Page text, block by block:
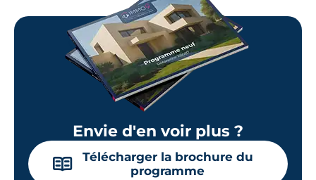
Lot213
40.40 m²
2ème
Surface annexe
🗞
Envie d'en voir plus ?
📖
Télécharger la brochure du
programme